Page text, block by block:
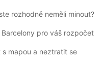
rozhodně neměli minout?
pro váš rozpočet
mapou a neztratit se